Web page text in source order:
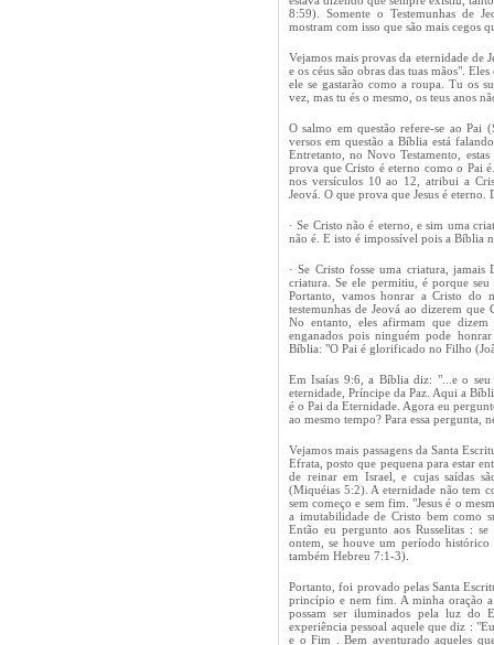
8:59). Somente o Testemunhas de
mostram com isso que são mais cegos
Vejamos mais provas da eternidade de
e os céus são obras das tuas mãos".
ele se gastarão como a roupa. Tu os
vez, mas tu és o mesmo, os teus anos
O salmo em questão refere-se ao Pai
versos em questão a Bíblia está
Entretanto, no Novo Testamento,
prova que Cristo é eterno como o Pai
nos versículos 10 ao 12, atribui a
Jeová. O que prova que Jesus é eterno.
·Se Cristo não é eterno, e sim uma
não é. E isto é impossível pois a Bíblia
·Se Cristo fosse uma criatura, jamais
criatura. Se ele permitiu, é porque
Portanto, vamos honrar a Cristo do
testemunhas de Jeová ao dizerem
No entanto, eles afirmam que dizem
enganados pois ninguém pode
Bíblia: "O Pai é glorificado no Filho
Em Isaías 9:6, a Bíblia diz: "...e o
eternidade, Príncipe da Paz. Aqui a
é o Pai da Eternidade. Agora eu
ao mesmo tempo? Para essa pergunta,
Vejamos mais passagens da Santa
Efrata, posto que pequena para estar
de reinar em Israel, e cujas saídas
(Miquéias 5:2). A eternidade não tem
sem começo e sem fim. "Jesus é o
a imutabilidade de Cristo bem como
Então eu pergunto aos Russelitas :
ontem, se houve um período histórico
também Hebreu 7:1-3).
Portanto, foi provado pelas Santa
princípio e nem fim. A minha oração a
possam ser iluminados pela luz do
experiência pessoal aquele que diz :
e o Fim . Bem aventurado aqueles